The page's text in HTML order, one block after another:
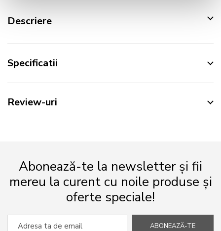
Descriere
Specificatii
Review-uri
Abonează-te la newsletter și fii
mereu la curent cu noile produse și
oferte speciale!
ABONEAZĂ-TE